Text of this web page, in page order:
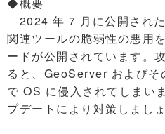
2024 年 7 月に公開され
関連ツールの脆弱性の悪用
ードが公開されています。
ると、GeoServer およびそ
で OS に侵入されてしまい
プデートにより対策しましょ